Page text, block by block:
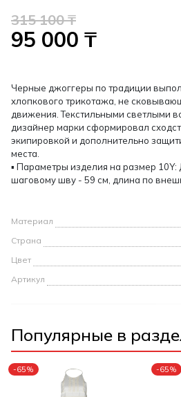
315 100 ₸
95 000 ₸
Черные джоггеры по традиции
хлопкового трикотажа, не
движения. Текстильными светлыми
дизайнер марки сформировал
экипировкой и дополнительно
места.
▪ Параметры изделия на размер
шаговому шву - 59 см, длина по
Материал
Страна
Цвет
Артикул
Популярные в
-65% -65%